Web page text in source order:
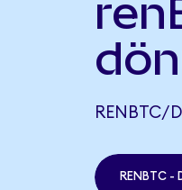
RENBTC/
RENBTC -